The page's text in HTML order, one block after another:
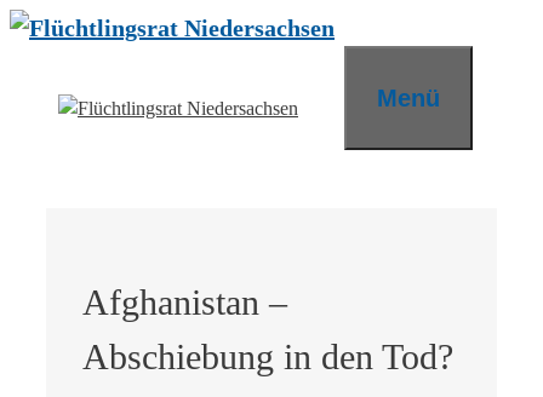
Zum
Menü
Afghanistan –
Abschiebung in den Tod?